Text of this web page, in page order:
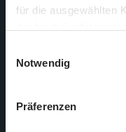
für die ausgewählten
diese Einstellungen
zustimmen,
notwendigen
Notwendig
Präferenzen
Möglich machte dies
Kameras wurden auf